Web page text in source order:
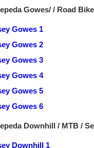
Gowes/ / Road
Gowes 1
Gowes 2
Gowes 3
Gowes 4
Gowes 5
Gowes 6
Downhill / MTB /
Downhill 1